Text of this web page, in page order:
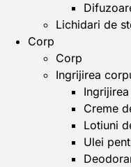
Lichidari de
Corp
Corp
Ingrijirea
Creme
Lotiuni
Ulei